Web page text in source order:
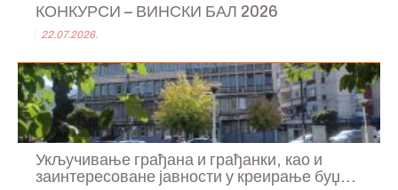
КОНКУРСИ – ВИНСКИ БАЛ 2026
22.07.2026.
Укључивање грађана и грађанки, као и
заинтересоване јавности у креирање буџ...